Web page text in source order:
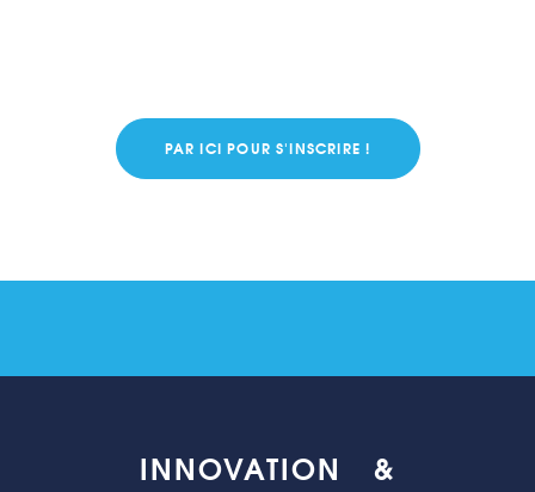
PAR ICI POUR S'INSCRIRE !
INNOVATION &